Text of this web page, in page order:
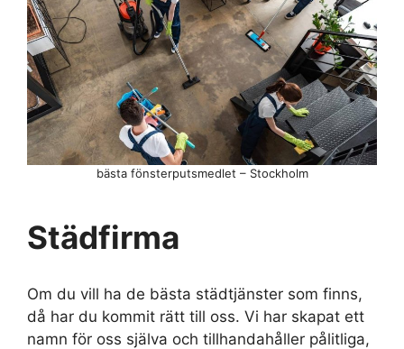
Städfirma
Om du vill ha de bästa städtjänster som finns,
då har du kommit rätt till oss. Vi har skapat ett
namn för oss själva och tillhandahåller pålitliga,
bästa fönsterputsmedlet – Stockholm